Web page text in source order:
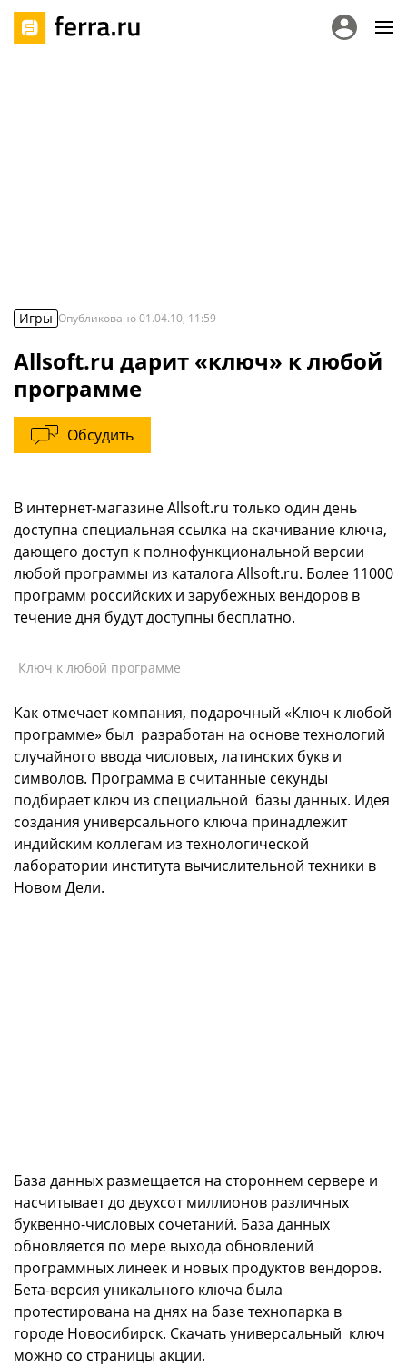
Игры Опубликовано01.04.10, 11:59
Allsoft.ru дарит «ключ» к любой
программе
Обсудить
В интернет-магазине Allsoft.ru только один день
доступна специальная ссылка на скачивание ключа,
дающего доступ к полнофункциональной версии
любой программы из каталога Allsoft.ru. Более 11000
программ российских и зарубежных вендоров в
течение дня будут доступны бесплатно.
Ключ к любой программе
Как отмечает компания, подарочный «Ключ к любой
программе» был разработан на основе технологий
случайного ввода числовых, латинских букв и
символов. Программа в считанные секунды
подбирает ключ из специальной базы данных. Идея
создания универсального ключа принадлежит
индийским коллегам из технологической
лаборатории института вычислительной техники в
Новом Дели.
База данных размещается на стороннем сервере и
насчитывает до двухсот миллионов различных
буквенно-числовых сочетаний. База данных
обновляется по мере выхода обновлений
программных линеек и новых продуктов вендоров.
Бета-версия уникального ключа была
протестирована на днях на базе технопарка в
городе Новосибирск. Скачать универсальный ключ
можно со страницы акции.